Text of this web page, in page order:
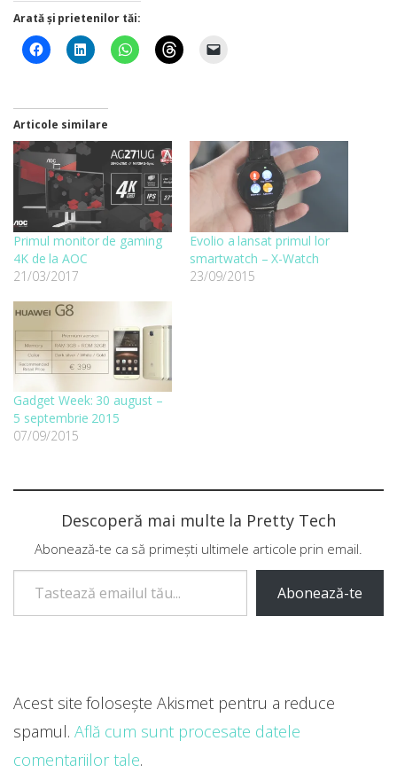
Arată și prietenilor tăi:
Articole similare
Primul monitor de gaming
4K de la AOC
21/03/2017
Evolio a lansat primul lor
smartwatch – X-Watch
23/09/2015
Gadget Week: 30 august –
5 septembrie 2015
07/09/2015
Descoperă mai multe la Pretty Tech
Abonează-te ca să primești ultimele articole prin email.
Tastează emailul tău...
Abonează-te
Acest site folosește Akismet pentru a reduce
spamul. Află cum sunt procesate datele
comentariilor tale.